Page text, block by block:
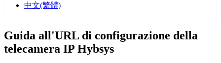
中文(繁體)
Guida all'URL di configurazione della
telecamera IP Hybsys